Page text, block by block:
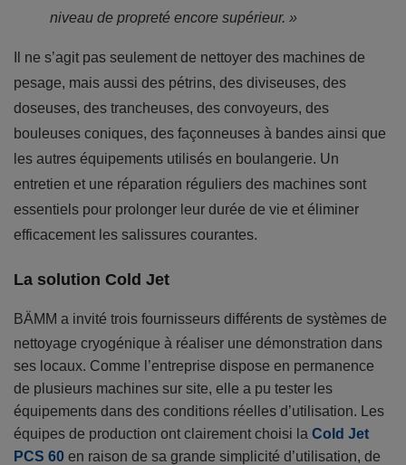
niveau de propreté encore supérieur. »
Il ne s’agit pas seulement de nettoyer des machines de
pesage, mais aussi des pétrins, des diviseuses, des
doseuses, des trancheuses, des convoyeurs, des
bouleuses coniques, des façonneuses à bandes ainsi que
les autres équipements utilisés en boulangerie. Un
entretien et une réparation réguliers des machines sont
essentiels pour prolonger leur durée de vie et éliminer
efficacement les salissures courantes.
La solution Cold Jet
BÄMM a invité trois fournisseurs différents de systèmes de
nettoyage cryogénique à réaliser une démonstration dans
ses locaux. Comme l’entreprise dispose en permanence
de plusieurs machines sur site, elle a pu tester les
équipements dans des conditions réelles d’utilisation. Les
équipes de production ont clairement choisi la Cold Jet
PCS 60 en raison de sa grande simplicité d’utilisation, de